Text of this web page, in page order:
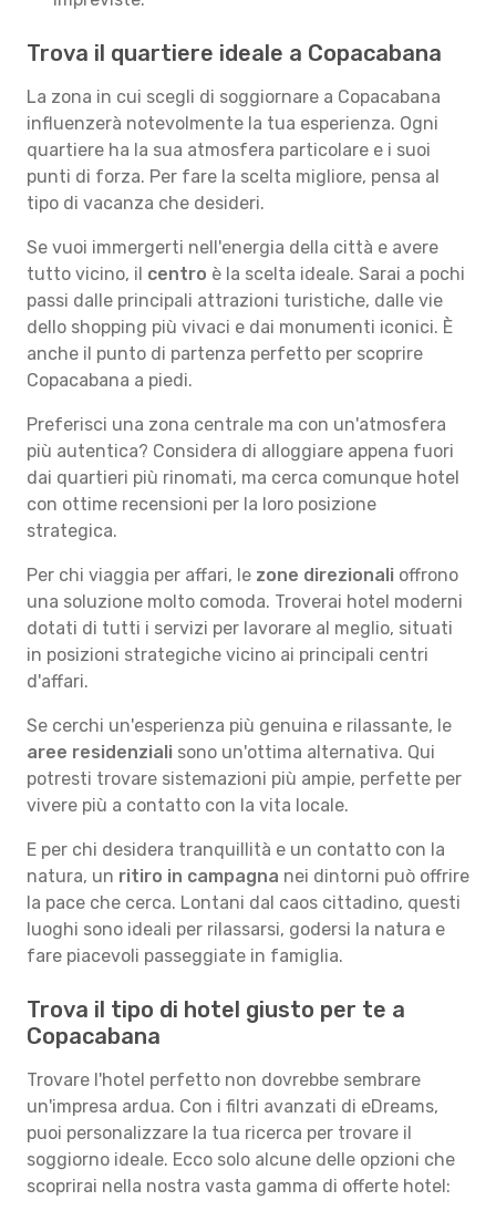
Trova il quartiere ideale a Copacabana
La zona in cui scegli di soggiornare a Copacabana
influenzerà notevolmente la tua esperienza. Ogni
quartiere ha la sua atmosfera particolare e i suoi
punti di forza. Per fare la scelta migliore, pensa al
tipo di vacanza che desideri.
Se vuoi immergerti nell'energia della città e avere
tutto vicino, il centro è la scelta ideale. Sarai a pochi
passi dalle principali attrazioni turistiche, dalle vie
dello shopping più vivaci e dai monumenti iconici. È
anche il punto di partenza perfetto per scoprire
Copacabana a piedi.
Preferisci una zona centrale ma con un'atmosfera
più autentica? Considera di alloggiare appena fuori
dai quartieri più rinomati, ma cerca comunque hotel
con ottime recensioni per la loro posizione
strategica.
Per chi viaggia per affari, le zone direzionali offrono
una soluzione molto comoda. Troverai hotel moderni
dotati di tutti i servizi per lavorare al meglio, situati
in posizioni strategiche vicino ai principali centri
d'affari.
Se cerchi un'esperienza più genuina e rilassante, le
aree residenziali sono un'ottima alternativa. Qui
potresti trovare sistemazioni più ampie, perfette per
vivere più a contatto con la vita locale.
E per chi desidera tranquillità e un contatto con la
natura, un ritiro in campagna nei dintorni può offrire
la pace che cerca. Lontani dal caos cittadino, questi
luoghi sono ideali per rilassarsi, godersi la natura e
fare piacevoli passeggiate in famiglia.
Trova il tipo di hotel giusto per te a
Copacabana
Trovare l'hotel perfetto non dovrebbe sembrare
un'impresa ardua. Con i filtri avanzati di eDreams,
puoi personalizzare la tua ricerca per trovare il
soggiorno ideale. Ecco solo alcune delle opzioni che
scoprirai nella nostra vasta gamma di offerte hotel: